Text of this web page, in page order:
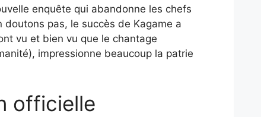
enquête qui abandonne les chefs
doutons pas, le succès de Kagame a
vu et bien vu que le chantage
impressionne beaucoup la patrie
officielle